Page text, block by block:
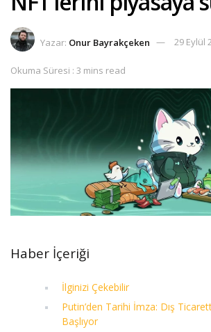
Yazar: Onur Bayrakçeken 29 Eylül
Okuma Süresi : 3 mins read
Haber İçeriği
İlginizi Çekebilir
Putin’den Tarihi İmza: Dış
Başlıyor